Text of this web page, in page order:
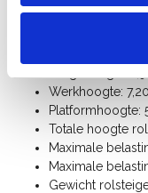
Werkhoogte:
Platformhoogte:
Totale hoogte
Maximale
Maximale
Gewicht